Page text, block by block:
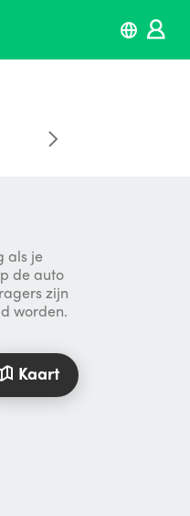
als je
de auto
zijn
worden.
Kaart